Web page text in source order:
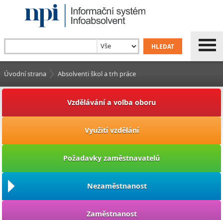
Úvodní strana Absolventi škol a trh práce
Vzdělávání a volba oboru
Využití vzdělání
Požadavky zaměstnavatelů
Nezaměstnanost
Zaměstnanost